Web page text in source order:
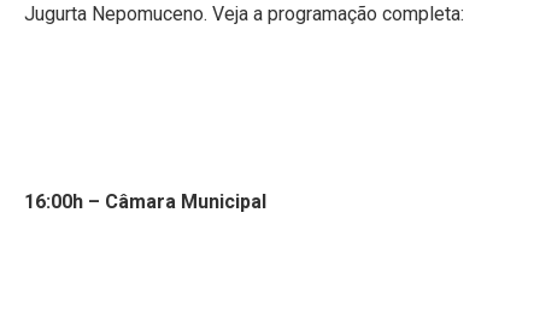
Jugurta Nepomuceno. Veja a programação completa:
16:00h – Câmara Municipal